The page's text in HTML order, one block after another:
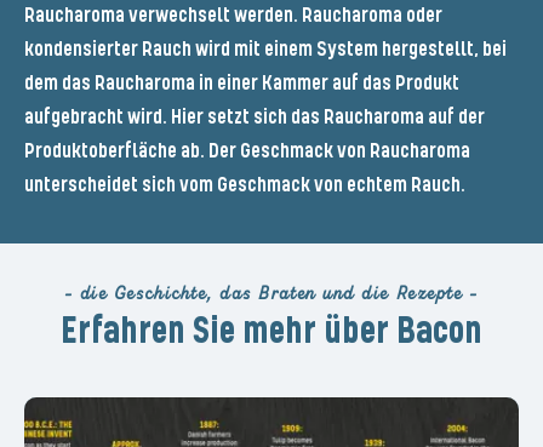
Raucharoma verwechselt werden. Raucharoma oder
kondensierter Rauch wird mit einem System hergestellt, bei
dem das Raucharoma in einer Kammer auf das Produkt
aufgebracht wird. Hier setzt sich das Raucharoma auf der
Produktoberfläche ab. Der Geschmack von Raucharoma
unterscheidet sich vom Geschmack von echtem Rauch.
- die Geschichte, das Braten und die Rezepte -
Erfahren Sie mehr über Bacon